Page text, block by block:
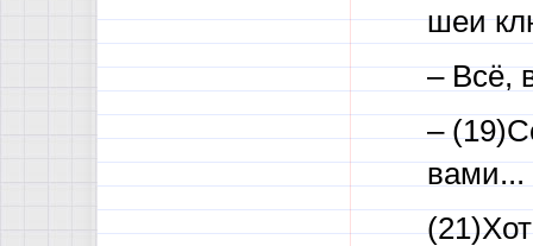
шеи
– Всё,
–
вами...